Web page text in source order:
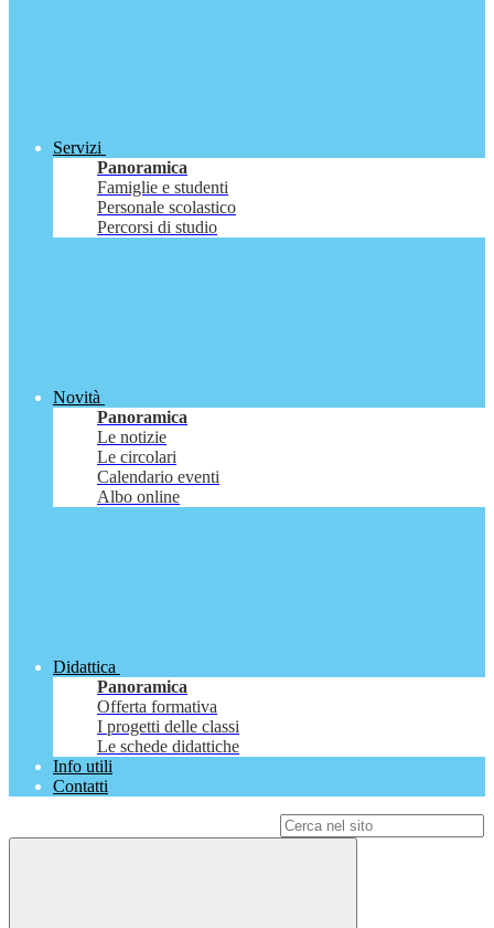
Servizi
Panoramica
Famiglie e studenti
Personale scolastico
Percorsi di studio
Novità
Panoramica
Le notizie
Le circolari
Calendario eventi
Albo online
Didattica
Panoramica
Offerta formativa
I progetti delle classi
Le schede didattiche
Info utili
Contatti